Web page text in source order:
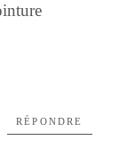
RÉPONDRE